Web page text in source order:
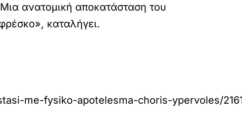
ανατομική αποκατάσταση του
καταλήγει.
me-fysiko-apotelesma-choris-ypervoles/